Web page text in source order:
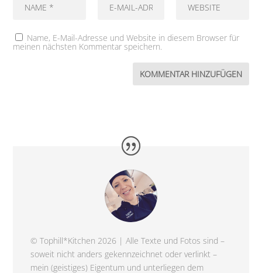
Name, E-Mail-Adresse und Website in diesem Browser für
meinen nächsten Kommentar speichern.
© Tophill*Kitchen 2026 | Alle Texte und Fotos sind –
soweit nicht anders gekennzeichnet oder verlinkt –
mein (geistiges) Eigentum und unterliegen dem